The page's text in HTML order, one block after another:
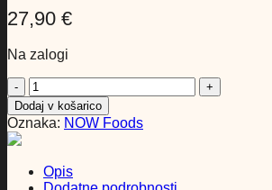
27,90 €
Na zalogi
NOW
B
Kompleks,
100
količina
Dodaj v košarico
Oznaka: NOW Foods
Opis